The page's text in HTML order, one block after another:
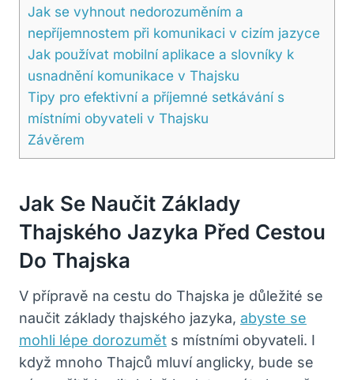
Jak se vyhnout nedorozuměním a
nepříjemnostem při komunikaci v cizím jazyce
Jak používat mobilní aplikace ‍a slovníky k
usnadnění⁢ komunikace v Thajsku
Tipy pro efektivní a příjemné setkávání s
místními obyvateli v Thajsku
Závěrem
Jak Se Naučit Základy
‍thajského Jazyka Před Cestou
Do ⁣Thajska
V přípravě na cestu do Thajska je důležité se
naučit​ základy thajského jazyka, abyste se
mohli lépe dorozumět s místními obyvateli. I
když mnoho⁢ Thajců mluví anglicky,⁤ bude se